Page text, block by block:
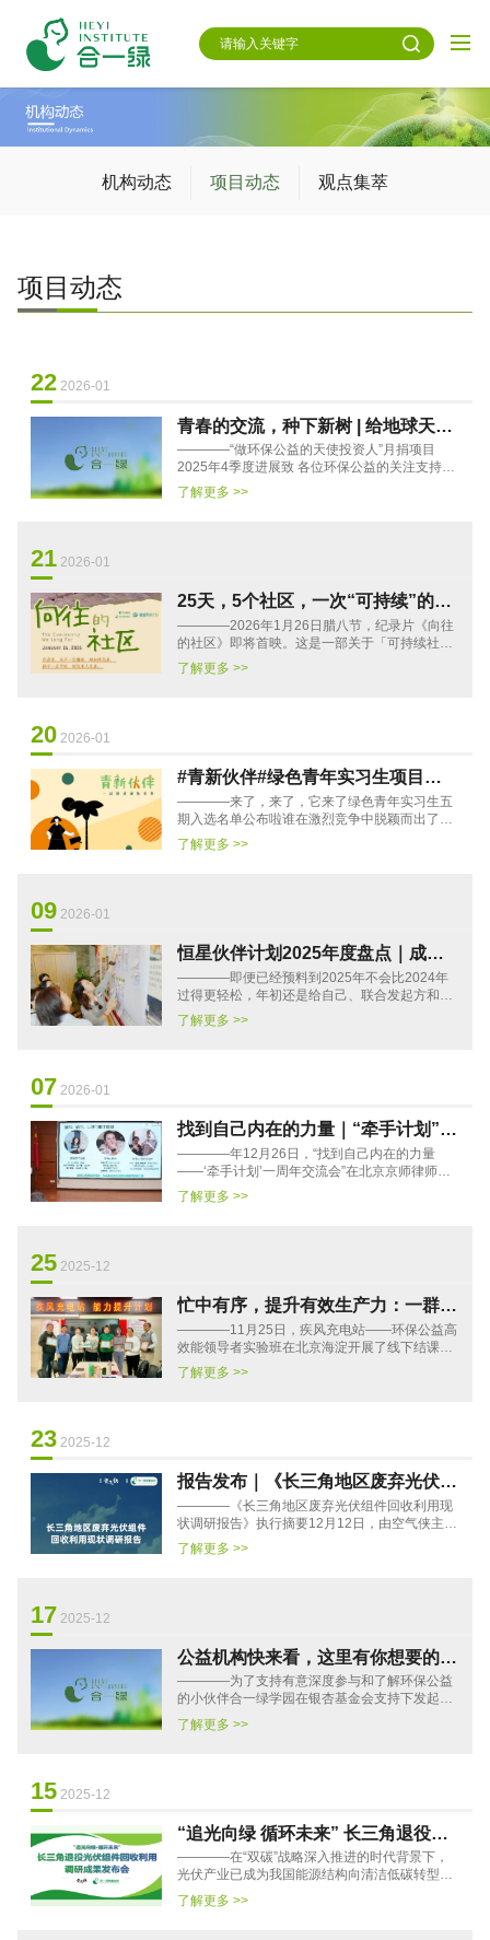
机构动态 项目动态 观点集萃
项目动态
22 2026-01
青春的交流，种下新树 | 给地球天使
投资人们的2025年4季度项目进展
————“做环保公益的天使投资人”月捐项目
2025年4季度进展致 各位环保公益的关注支持
者：自“做环保公益的天使投资人”月捐项目启动
以来，得到了来自各界的···
了解更多 >>
21 2026-01
25天，5个社区，一次“可持续”的追
问之旅｜腊八节，共赏《向往的社
区》首映
————2026年1月26日腊八节，纪录片《向往
的社区》即将首映。这是一部关于「可持续社
区」的片子，但它不讲道理，只记录真实——在
玉树的星空下、西安小区的楼···
了解更多 >>
20 2026-01
#青新伙伴#绿色青年实习生项目五
期入选名单公示
————来了，来了，它来了绿色青年实习生五
期入选名单公布啦谁在激烈竞争中脱颖而出了
呢……青年人才是公益组织发展的新鲜血液。为
了架起优秀年轻人和可持续···
了解更多 >>
09 2026-01
恒星伙伴计划2025年度盘点｜成为
光，也照亮更多人
————即便已经预料到2025年不会比2024年
过得更轻松，年初还是给自己、联合发起方和项
目伙伴们画了一个大大的饼。比如：○ 在资金已
然紧张的情况下，启动恒星···
了解更多 >>
07 2026-01
找到自己内在的力量｜“牵手计划”一
周年交流会圆满举行
————年12月26日，“找到自己内在的力量
——‘牵手计划’一周年交流会”在北京京师律师大
厦温暖举行。来自一线社会组织、社区、基金
会、行业支持平台及高校···
了解更多 >>
25 2025-12
忙中有序，提升有效生产力：一群优
秀管理者的启航
————11月25日，疾风充电站——环保公益高
效能领导者实验班在北京海淀开展了线下结课
会。在过去的两个多月中，5位学员通过线上教
练带领、社群互助、小组研讨···
了解更多 >>
23 2025-12
报告发布｜《长三角地区废弃光伏组
件回收利用现状调研报告》
————《长三角地区废弃光伏组件回收利用现
状调研报告》执行摘要12月12日，由空气侠主
办、北京合一绿色公益基金会支持、南通爱尚环
保、绿野青年、常州武进区···
了解更多 >>
17 2025-12
公益机构快来看，这里有你想要的优
秀实习生 ！
————为了支持有意深度参与和了解环保公益
的小伙伴合一绿学园在银杏基金会支持下发起绿
色青年实习生项目本项目在于架起优秀年轻人和
公益组织之间的桥梁，以···
了解更多 >>
15 2025-12
“追光向绿 循环未来” 长三角退役光
伏组件回收利用调研成果发布会举办
————在“双碳”战略深入推进的时代背景下，
光伏产业已成为我国能源结构向清洁低碳转型的
核心支撑力量。截至2025年，全国光伏累计装机
容量突破600GW，早期投···
了解更多 >>